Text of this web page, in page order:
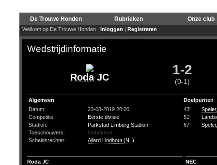
De Trouwe Honden Rubrieken Onze club
Welkom op De Trouwe Honden | Inloggen | Registreren
Wedstrijdinformatie
Roda JC 1-2
(0-1)
Algemeen
Datum:
23-08-2019 20:00
Competitie:
Eerste divisie
Stadion:
Parkstad Limburg Stadion
Toeschouwers:
Onbekend
Scheidsrechter:
Allard Lindhout (NL)
Doelpunten
43'
51'
67'
Roda JC
NEC